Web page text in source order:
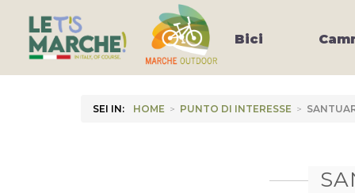
Bici
SEI IN: HOME > PUNTO DI INTERESSE >